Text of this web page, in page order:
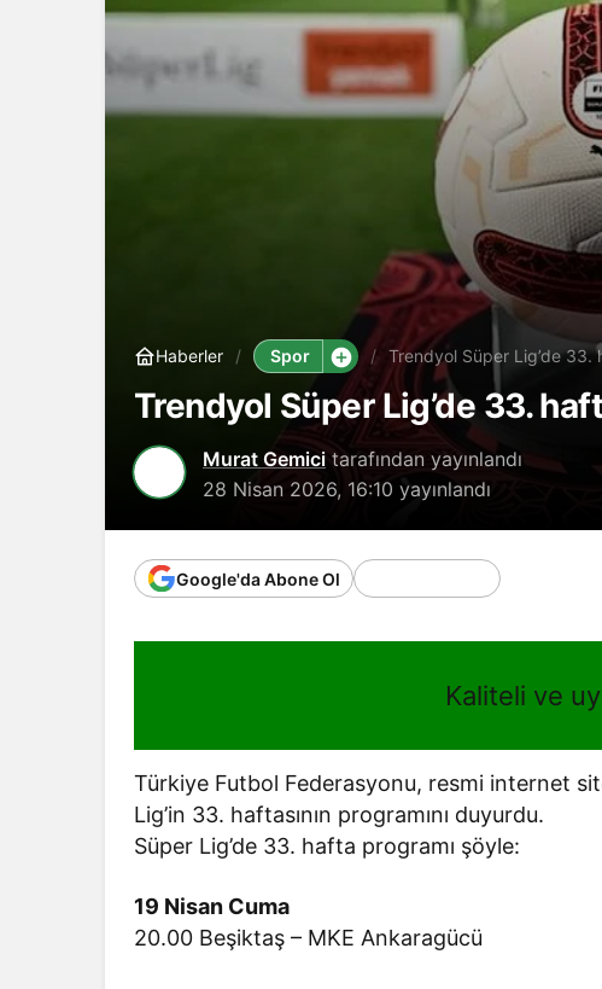
Haberler Spor Trendyol Süper Lig’de 33.
Trendyol Süper Lig’de 33.
Murat Gemicitarafından yayınlandı
28 Nisan 2026, 16:10 yayınlandı
Google'da Abone Ol
Kaliteli ve
Türkiye Futbol Federasyonu, resmi internet
Lig’in 33. haftasının programını duyurdu.
Süper Lig’de 33. hafta programı şöyle:
19 Nisan Cuma
20.00 Beşiktaş – MKE Ankaragücü